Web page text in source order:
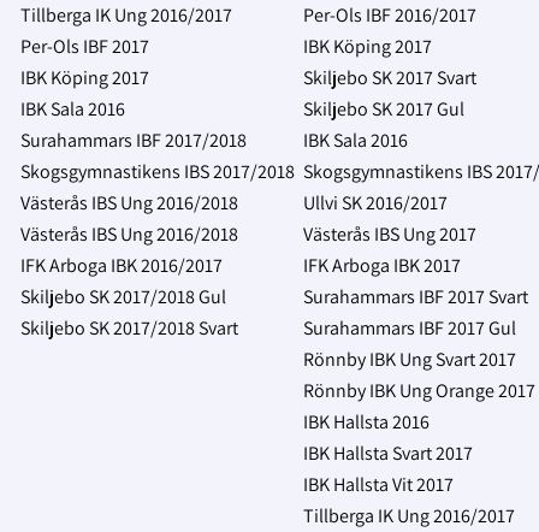
Tillberga IK Ung 2016/2017
Per-Ols IBF 2016/2017
Per-Ols IBF 2017
IBK Köping 2017
IBK Köping 2017
Skiljebo SK 2017 Svart
IBK Sala 2016
Skiljebo SK 2017 Gul
Surahammars IBF 2017/2018
IBK Sala 2016
Skogsgymnastikens IBS 2017/2018 Skogsgymnastikens IBS
Västerås IBS Ung 2016/2018
Ullvi SK 2016/2017
Västerås IBS Ung 2016/2018
Västerås IBS Ung 2017
IFK Arboga IBK 2016/2017
IFK Arboga IBK 2017
Skiljebo SK 2017/2018 Gul
Surahammars IBF 2017 Svart
Skiljebo SK 2017/2018 Svart
Surahammars IBF 2017 Gul
Rönnby IBK Ung Svart 2017
Rönnby IBK Ung Orange 2017
IBK Hallsta 2016
IBK Hallsta Svart 2017
IBK Hallsta Vit 2017
Tillberga IK Ung 2016/2017